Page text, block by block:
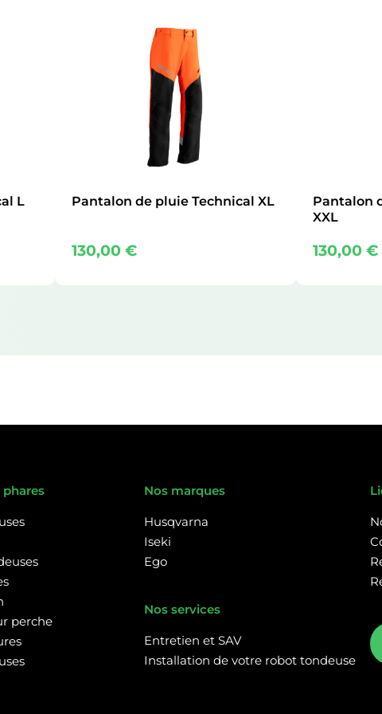
L Pantalon de pluie Technical XL
130,00€
Pantalon
XXL
130,00€
perche
Nos marques
Husqvarna
Iseki
Ego
Nos services
Entretien et SAV
Installation de votre robot tondeuse